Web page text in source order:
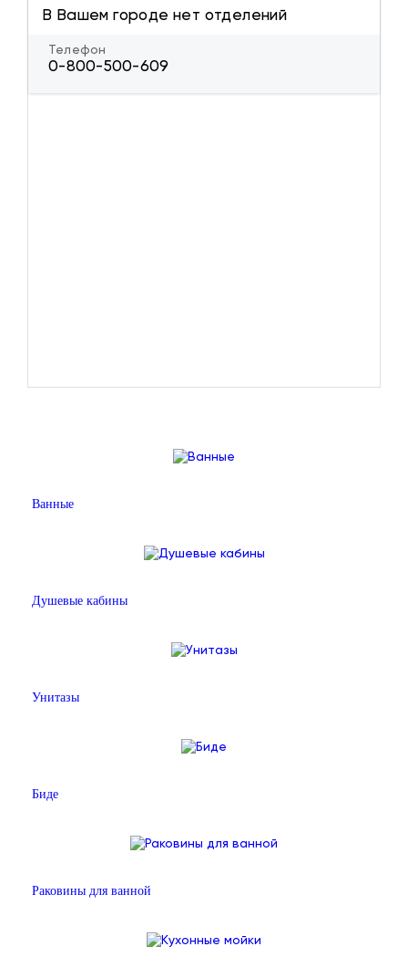
В Вашем городе нет отделений
Телефон
0-800-500-609
Ванные
Душевые кабины
Унитазы
Биде
Раковины для ванной